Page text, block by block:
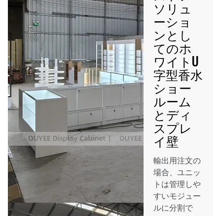
ソリュ
ーショ
ンとし
てのホ
ワイトU
字型香水
ショー
ルーム
とディ
スプレ
イ壁
輸出用注文の
場合、ユニッ
トは管理しや
すいモジュー
ルに分割で